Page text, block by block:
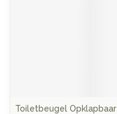
Toiletbeugel Opklapbaar